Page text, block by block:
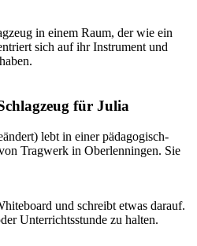
für Julia
lebt in einer pädagogisch-
Tragwerk in Oberlenningen. Sie